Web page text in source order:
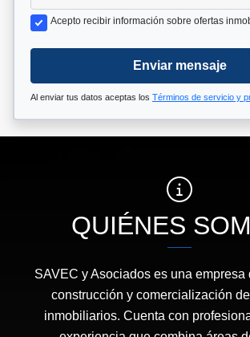
Acepto recibir información sobre ofertas
Enviar mensaje
Al enviar tus datos aceptas los Términos de servicio y
QUIÉNES
SAVEC y Asociados es una empresa
construcción y comercialización
inmobiliarios. Cuenta con